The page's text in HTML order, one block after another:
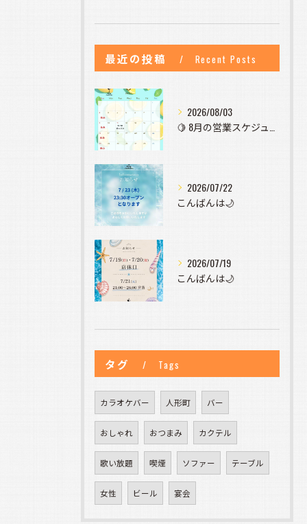
最近の投稿 Recent Posts
2026/08/03
2026/07/22
こんばんは🌙
2026/07/19
こんばんは🌙
タグ Tags
カラオケバー 人形町 バー
おしゃれ おつまみ カクテル
歌い放題 喫煙 ソファー テーブル
女性 ビール 宴会